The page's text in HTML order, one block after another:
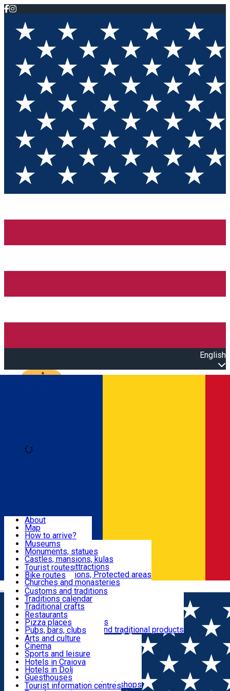
English
Română
Attractions
Routes
Customs, Traditions
Food & Drinks
Leisure & Fun
Accommodation
Useful
About
Map
How to arrive?
Recommendations
Tourist attractions
News
Museums
Monuments, statues
Castles, mansions, kulas
Architectural attractions
Natural attractions, Protected areas
Churches and monasteries
Archaeological sites
Parks and gardens
Tourist routes
Bike routes
Customs and traditions
Traditions calendar
Traditional crafts
Traditional cuisine
Wineries and vineyards
Local manufacturers and traditional products
Restaurants
Pizza places
Pubs, bars, clubs
Cafes and teahouses
Sweets and ice cream
Fast-food
Arts and culture
Cinema
Sports and leisure
Horse riding
Swimming pools
Zoo
Shopping, souvenirs, bookshops
Hotels in Craiova
Hotels in Dolj
Guesthouses
Villas
Tourist information centres